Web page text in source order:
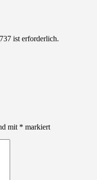
ist erforderlich.
mit * markiert